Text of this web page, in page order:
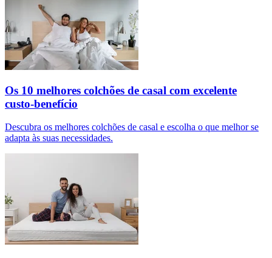
Os 10 melhores colchões de casal com excelente
custo-benefício
Descubra os melhores colchões de casal e escolha o que melhor se
adapta às suas necessidades.